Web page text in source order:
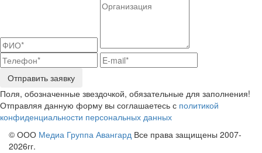
Отправить заявку
Поля, обозначенные звездочкой, обязательные для заполнения!
Отправляя данную форму вы соглашаетесь с политикой
конфиденциальности персональных данных
© ООО Медиа Группа Авангард Все права защищены 2007-
2026гг.